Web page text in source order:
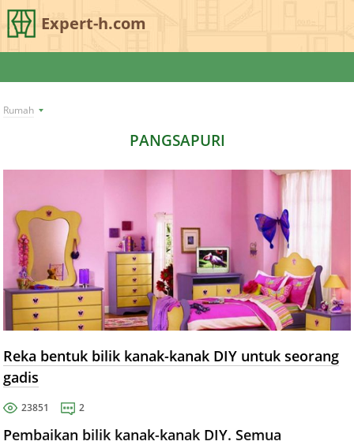
Expert-h.com
Rumah
PANGSAPURI
Reka bentuk bilik kanak-kanak DIY untuk seorang
gadis
23851 2
Pembaikan bilik kanak-kanak DIY. Semua